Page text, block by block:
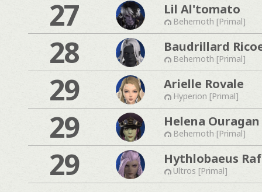
27 Lil Al'tomato
Behemoth [Primal]
28 Baudrillard
Behemoth [Primal]
29 Arielle Rovale
Hyperion [Primal]
29 Helena Ouragan
Behemoth [Primal]
29 Hythlobaeus
Ultros [Primal]